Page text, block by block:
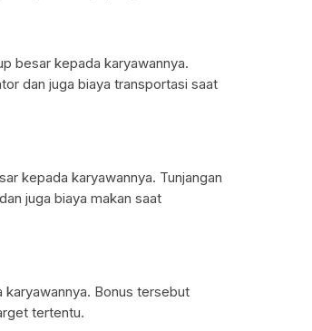
besar kepada karyawannya.
dan juga biaya transportasi saat
kepada karyawannya. Tunjangan
juga biaya makan saat
Bonus tersebut
tertentu.